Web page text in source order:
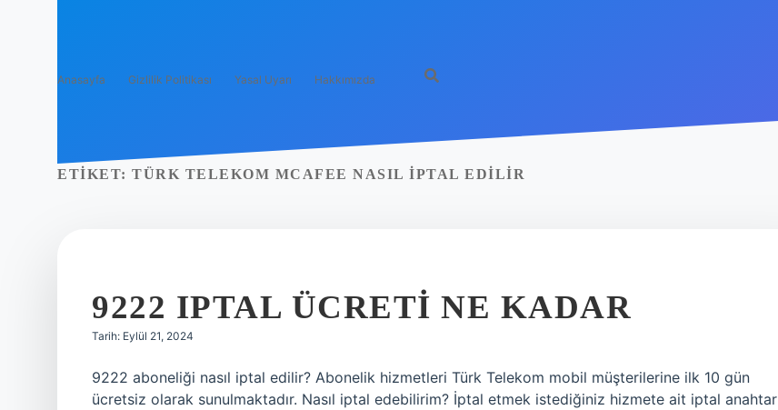
Anasayfa Gizlilik Politikası Yasal Uyarı Hakkımızda
ETIKET: TÜRK TELEKOM MCAFEE NASIL IPTAL EDILIR
9222 IPTAL ÜCRETI NE KADAR
Tarih: Eylül 21, 2024
9222 aboneliği nasıl iptal edilir? Abonelik hizmetleri Türk Telekom mobil müşterilerine ilk 10 gün
ücretsiz olarak sunulmaktadır. Nasıl iptal edebilirim? İptal etmek istediğiniz hizmete ait iptal anahtar